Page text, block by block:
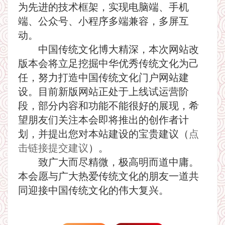
为先进的技术框架，实现电脑端、手机
端、公众号、小程序多端兼容，多屏互
动。
中国传统文化博大精深，本次网站改
版本会将立足挖掘中华优秀传统文化为己
任，努力打造中国传统文化门户网站建
设。目前新版网站正处于上线试运营阶
段，部分内容和功能不能很好的展现，希
望朋友们关注本会即将推出的创作者计
划，并提出您对本站建设的宝贵建议（ 点
击链接提交建议 ）。
致广大而尽精微，极高明而道中庸。
本会愿与广大热爱传统文化的朋友一道共
同迎接中国传统文化的伟大复兴。